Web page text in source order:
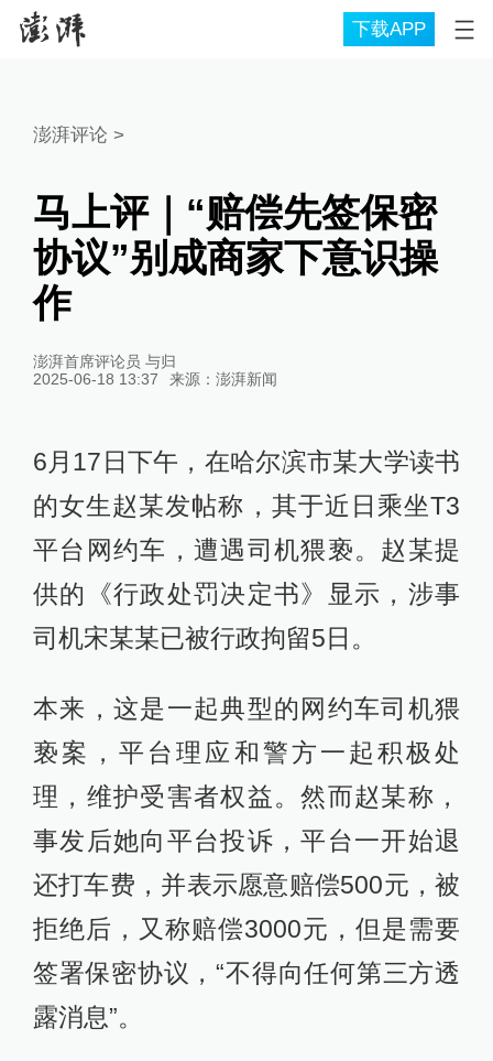
下载APP
澎湃评论 >
马上评｜“赔偿先签保密
协议”别成商家下意识操
作
澎湃首席评论员 与归
2025-06-18 13:37
来源： 澎湃新闻
6月17日下午，在哈尔滨市某大学读书
的女生赵某发帖称，其于近日乘坐T3
平台网约车，遭遇司机猥亵。赵某提
供的《行政处罚决定书》显示，涉事
司机宋某某已被行政拘留5日。
本来，这是一起典型的网约车司机猥
亵案，平台理应和警方一起积极处
理，维护受害者权益。然而赵某称，
事发后她向平台投诉，平台一开始退
还打车费，并表示愿意赔偿500元，被
拒绝后，又称赔偿3000元，但是需要
签署保密协议，“不得向任何第三方透
露消息”。